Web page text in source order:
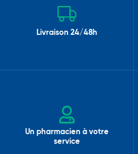
Livraison 24/48h
Un pharmacien à votre
service